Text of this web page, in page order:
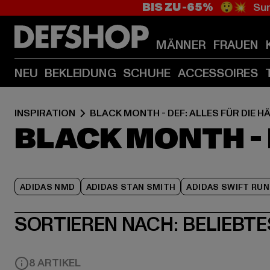
BIS ZU -65% 😲💥
MÄNNER FRAUEN
NEU BEKLEIDUNG SCHUHE ACCESSOIRES
INSPIRATION BLACK MONTH - DEF: ALLES FÜR DIE
BLACK MONTH -
ADIDAS NMD ADIDAS STAN SMITH ADIDAS SWIFT RUN
SORTIEREN NACH:
8 ARTIKEL